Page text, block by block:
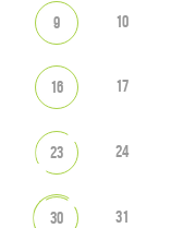
9 10
16 17
23 24
30 31